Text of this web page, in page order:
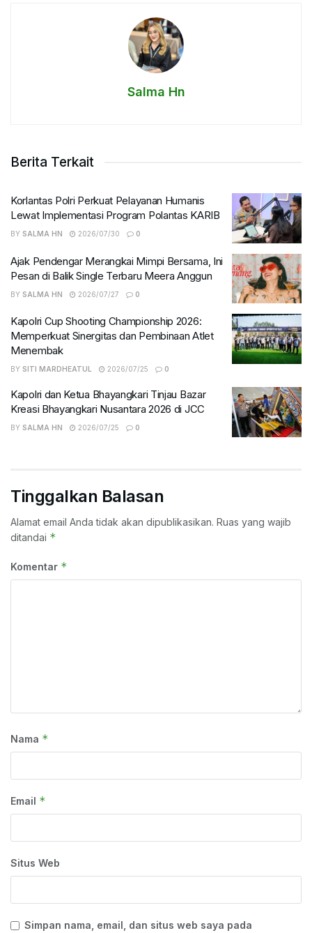
Salma Hn
Berita Terkait
Korlantas Polri Perkuat Pelayanan Humanis
Lewat Implementasi Program Polantas KARIB
BY SALMA HN 2026/07/30 0
Ajak Pendengar Merangkai Mimpi Bersama, Ini
Pesan di Balik Single Terbaru Meera Anggun
BY SALMA HN 2026/07/27 0
Kapolri Cup Shooting Championship 2026:
Memperkuat Sinergitas dan Pembinaan Atlet
Menembak
BY SITI MARDHEATUL 2026/07/25 0
Kapolri dan Ketua Bhayangkari Tinjau Bazar
Kreasi Bhayangkari Nusantara 2026 di JCC
BY SALMA HN 2026/07/25 0
Tinggalkan Balasan
Alamat email Anda tidak akan dipublikasikan. Ruas yang wajib
ditandai *
Komentar *
Nama *
Email *
Situs Web
Simpan nama, email, dan situs web saya pada